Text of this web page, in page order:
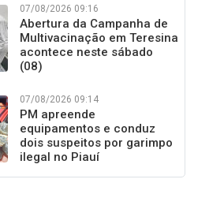
07/08/2026 09:16
Abertura da Campanha de
Multivacinação em Teresina
acontece neste sábado
(08)
07/08/2026 09:14
PM apreende
equipamentos e conduz
dois suspeitos por garimpo
ilegal no Piauí